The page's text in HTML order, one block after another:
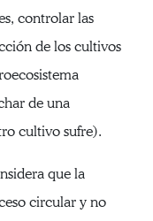
controlar las
de los cultivos
de una
cultivo sufre).
que la
circular y no